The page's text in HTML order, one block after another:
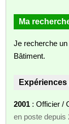
Ma
Je recherche
Bâtiment.
2001 : Officier /
en poste depuis